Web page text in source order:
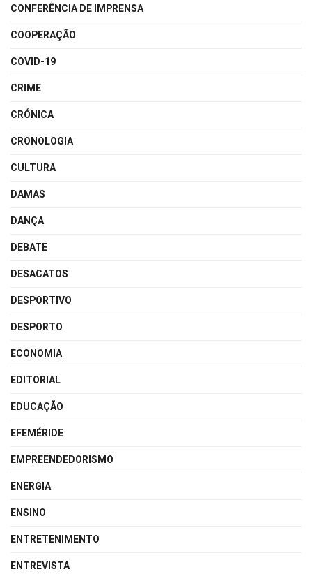
CONFERÊNCIA DE IMPRENSA
COOPERAÇÃO
COVID-19
CRIME
CRÓNICA
CRONOLOGIA
CULTURA
DAMAS
DANÇA
DEBATE
DESACATOS
DESPORTIVO
DESPORTO
ECONOMIA
EDITORIAL
EDUCAÇÃO
EFEMÉRIDE
EMPREENDEDORISMO
ENERGIA
ENSINO
ENTRETENIMENTO
ENTREVISTA